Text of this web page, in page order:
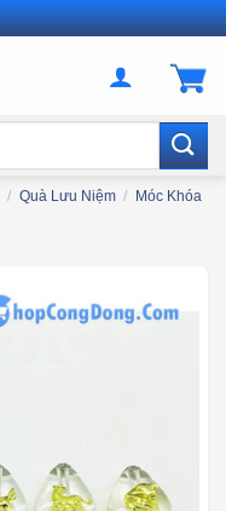
/ Quà Lưu Niệm / Móc Khóa